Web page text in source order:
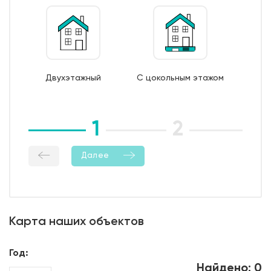
арматуры 6/8 AI);
7. Монтаж опалубки из обрезной доски;
влажностный режима);
Двухэтажный С цокольным этажом
1 2
Далее
Карта наших объектов
Год: